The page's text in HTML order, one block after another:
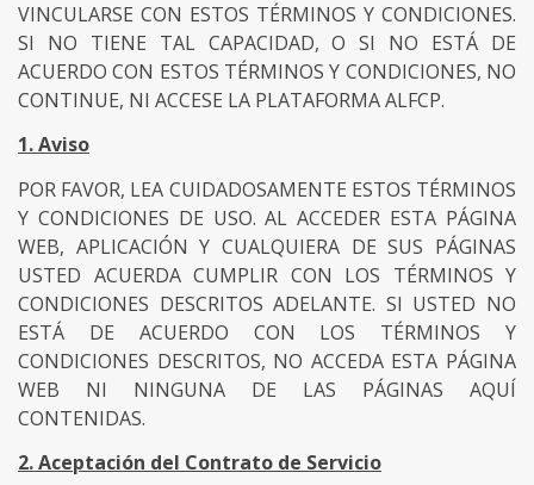
VINCULARSE CON ESTOS TÉRMINOS Y CONDICIONES.
SI NO TIENE TAL CAPACIDAD, O SI NO ESTÁ DE
ACUERDO CON ESTOS TÉRMINOS Y CONDICIONES, NO
CONTINUE, NI ACCESE LA PLATAFORMA ALFCP.
1. Aviso
POR FAVOR, LEA CUIDADOSAMENTE ESTOS TÉRMINOS
Y CONDICIONES DE USO. AL ACCEDER ESTA PÁGINA
WEB, APLICACIÓN Y CUALQUIERA DE SUS PÁGINAS
USTED ACUERDA CUMPLIR CON LOS TÉRMINOS Y
CONDICIONES DESCRITOS ADELANTE. SI USTED NO
ESTÁ DE ACUERDO CON LOS TÉRMINOS Y
CONDICIONES DESCRITOS, NO ACCEDA ESTA PÁGINA
WEB NI NINGUNA DE LAS PÁGINAS AQUÍ
CONTENIDAS.
2. Aceptación del Contrato de Servicio